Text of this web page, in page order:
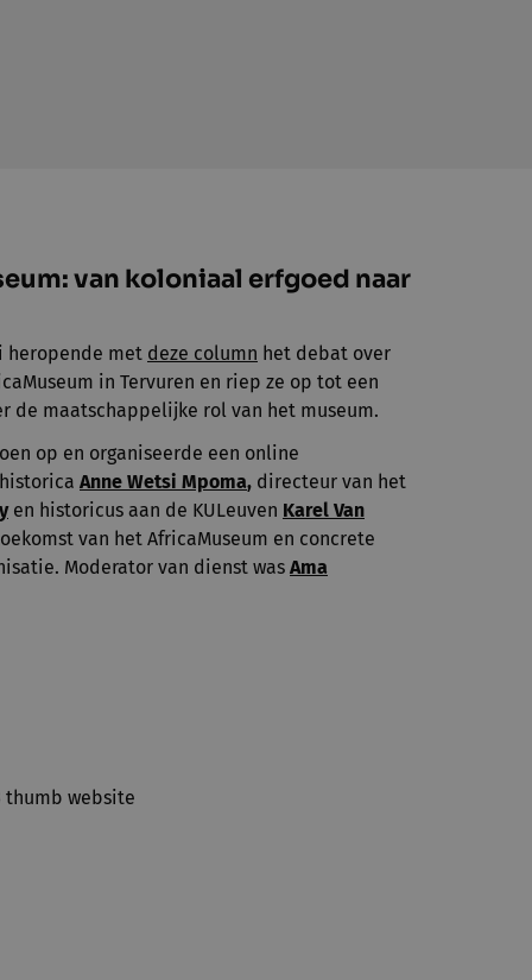
van koloniaal erfgoed naar
heropende met deze column het debat over
in Tervuren en riep ze op tot een
de maatschappelijke rol van het museum.
op en organiseerde een online
Anne Wetsi Mpoma, directeur van het
en historicus aan de KULeuven Karel Van
van het AfricaMuseum en concrete
Moderator van dienst was Ama